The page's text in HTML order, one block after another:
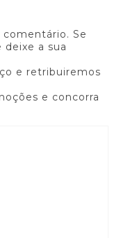
Se
a sua
e retribuiremos
e concorra